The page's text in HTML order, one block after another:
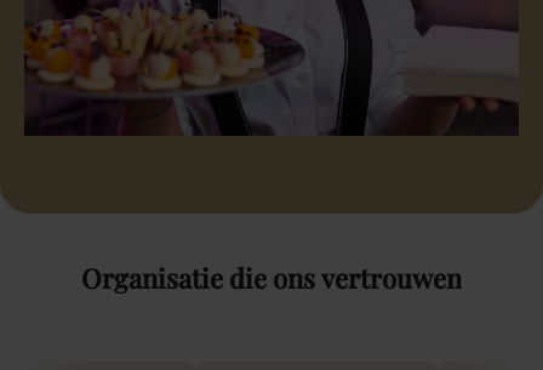
Organisatie die onsvertrouwen